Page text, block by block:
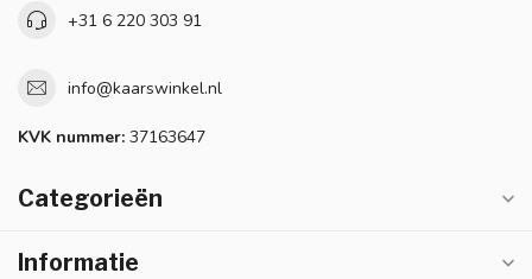
+31 6 220 303 91
info@kaarswinkel.nl
KVK nummer: 37163647
Categorieën
Informatie